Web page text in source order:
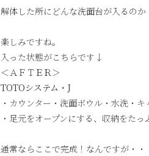
解体した所にどんな洗面台が入るのか
楽しみですね。
入った状態がこちらです↓
＜ＡＦＴＥＲ＞
TOTOシステム・J
・カウンター・洗面ボウル・水洗・
・足元をオープンにする、収納をた
通常ならここで完成！なんですが・・